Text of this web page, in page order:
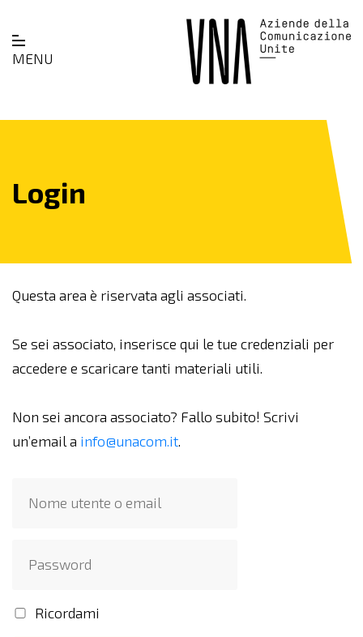
MENU
Login
Questa area è riservata agli associati.
Se sei associato, inserisce qui le tue credenziali per
accedere e scaricare tanti materiali utili.
Non sei ancora associato? Fallo subito! Scrivi
un’email a info@unacom.it.
Ricordami